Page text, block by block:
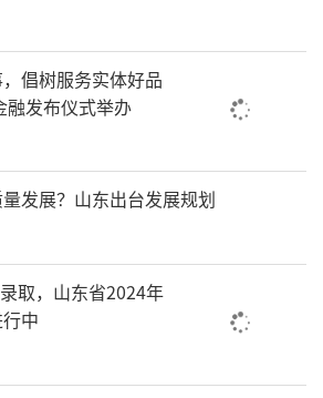
倡树服务实体好品
融发布仪式举办
发展？山东出台发展规划
取，山东省2024年
中